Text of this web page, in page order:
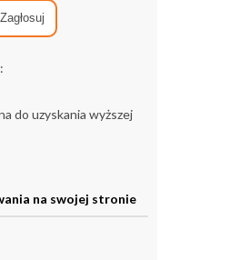
Zagłosuj
do uzyskania wyższej
na swojej stronie